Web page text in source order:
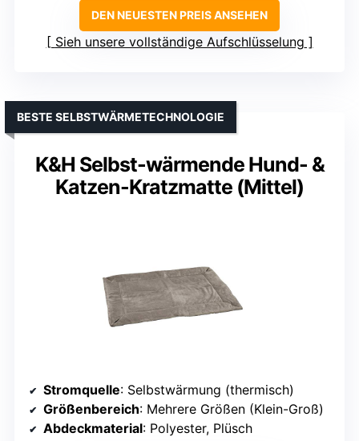
DEN NEUESTEN PREIS ANSEHEN
Sieh unsere vollständige Aufschlüsselung
K&H Selbst-wärmende Hund- &
Katzen-Kratzmatte (Mittel)
BESTE SELBSTWÄRMETECHNOLOGIE
Stromquelle: Selbstwärmung (thermisch)
Größenbereich: Mehrere Größen (Klein-Groß)
Abdeckmaterial: Polyester, Plüsch